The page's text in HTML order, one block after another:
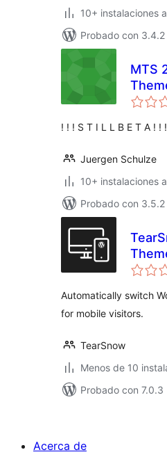
10+ instalaciones
Probado con 3.4.2
MTS
! ! ! S T I L L B E T A ! ! !
Juergen Schulze
10+ instalaciones
Probado con 3.5.2
Automatically switch
for mobile visitors.
TearSnow
Menos de 10
Probado con 7.0.3
Acerca de